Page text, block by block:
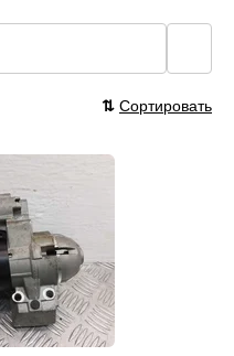
⇅ Сортировать